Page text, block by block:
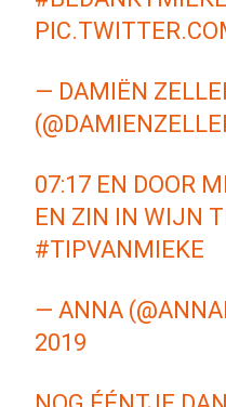
— DAMIËN
07:17 EN DOOR
EN ZIN IN WIJN
#TIPVANMIEKE
— ANNA
2019